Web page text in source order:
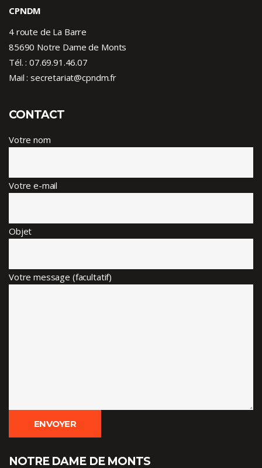
CPNDM
4 route de La Barre
85690 Notre Dame de Monts
Tél. : 07.69.91.46.07
Mail : secretariat@cpndm.fr
CONTACT
Votre nom
Votre e-mail
Objet
Votre message (facultatif)
NOTRE DAME DE MONTS